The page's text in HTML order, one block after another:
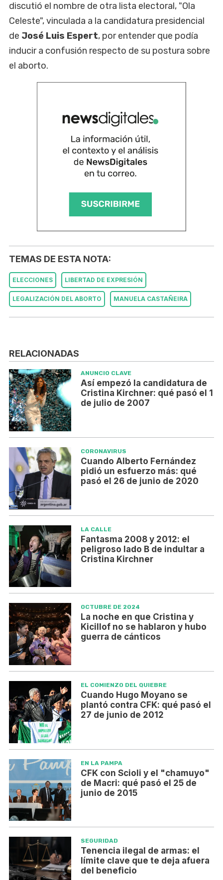
discutió el nombre de otra lista electoral, "Ola
Celeste", vinculada a la candidatura presidencial
de José Luis Espert, por entender que podía
inducir a confusión respecto de su postura sobre
el aborto.
TEMAS DE ESTA NOTA:
ELECCIONES LIBERTAD DE EXPRESIÓN
LEGALIZACIÓN DEL ABORTO MANUELA CASTAÑEIRA
RELACIONADAS
ANUNCIO CLAVE
Así empezó la candidatura de
Cristina Kirchner: qué pasó el 1
de julio de 2007
CORONAVIRUS
Cuando Alberto Fernández
pidió un esfuerzo más: qué
pasó el 26 de junio de 2020
LA CALLE
Fantasma 2008 y 2012: el
peligroso lado B de indultar a
Cristina Kirchner
OCTUBRE DE 2024
La noche en que Cristina y
Kicillof no se hablaron y hubo
guerra de cánticos
EL COMIENZO DEL QUIEBRE
Cuando Hugo Moyano se
plantó contra CFK: qué pasó el
27 de junio de 2012
EN LA PAMPA
CFK con Scioli y el "chamuyo"
de Macri: qué pasó el 25 de
junio de 2015
SEGURIDAD
Tenencia ilegal de armas: el
límite clave que te deja afuera
del beneficio